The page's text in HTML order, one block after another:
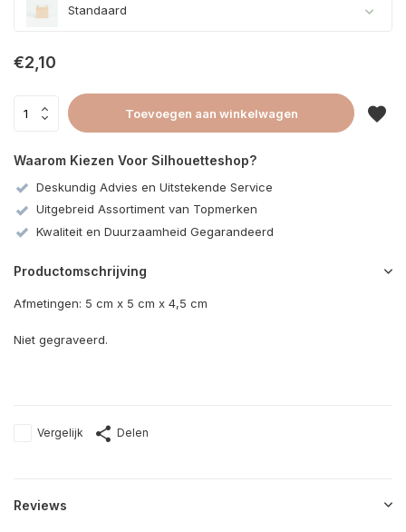
Standaard
€2,10
Toevoegen aan winkelwagen
Waarom Kiezen Voor Silhouetteshop?
Deskundig Advies en Uitstekende Service
Uitgebreid Assortiment van Topmerken
Kwaliteit en Duurzaamheid Gegarandeerd
Productomschrijving
Afmetingen: 5 cm x 5 cm x 4,5 cm
Niet gegraveerd.
Vergelijk Delen
Reviews